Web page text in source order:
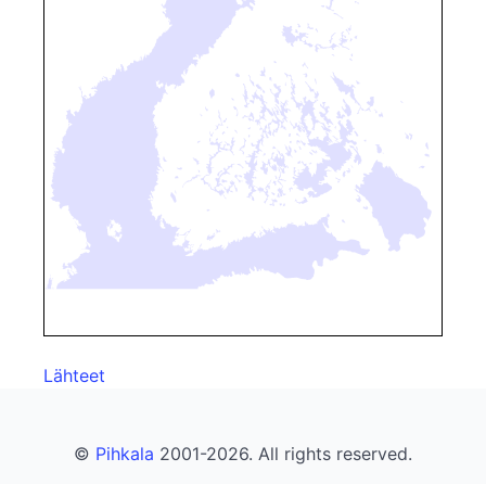
Lähteet
© Pihkala 2001-2026. All rights reserved.